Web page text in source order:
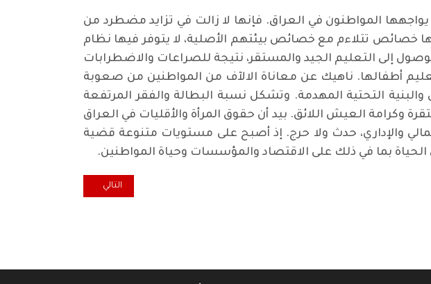
يواجهها المواطنون في العراق. فإنها لا زالت في تزايد مضطرد من
خصائص تتلاءم مع خصائص بيئتهم الأصلية، لا يتوفر فيها نظام
إلى التعليم الجيد والمستقر، نتيجة للصراعات والاضطرابات
أطفالها. ناهيك عن معاناة الالآف من المواطنين من صعوبة
التحتية المهدمة. وتشكل نسبة البطالة والفقر المرتفعة
العيش اللائق. بيد أن حقوق المرأة والأقليات في العراق
والإداري، حدث ولا حرج. إذ أصبح على مستويات متنوعة قضية
بما في ذلك على الاقتصاد والمؤسسات وحياة المواطنين.
المقال التالي: نحو مجمع علمي
التالي